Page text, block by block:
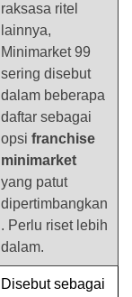
raksasa ritel
lainnya,
Minimarket 99
sering disebut
dalam beberapa
daftar sebagai
opsi franchise
minimarket
yang patut
dipertimbangkan
. Perlu riset lebih
dalam.
Disebut sebagai